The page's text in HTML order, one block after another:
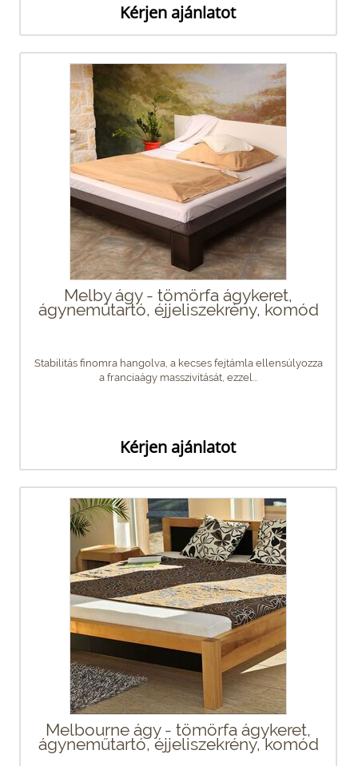
Kérjen ajánlatot
Melby ágy - tömörfa ágykeret,
ágyneműtartó, éjjeliszekrény, komód
Stabilitás finomra hangolva, a kecses fejtámla ellensúlyozza
a franciaágy masszivitását, ezzel...
Kérjen ajánlatot
Melbourne ágy - tömörfa ágykeret,
ágyneműtartó, éjjeliszekrény, komód